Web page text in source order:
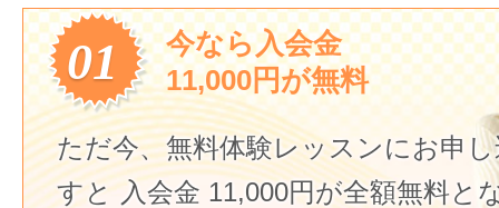
01
今なら入会金
11,000円が無料
ただ今、無料体験レッスンにお申
すと 入会金 11,000円が全額無料と